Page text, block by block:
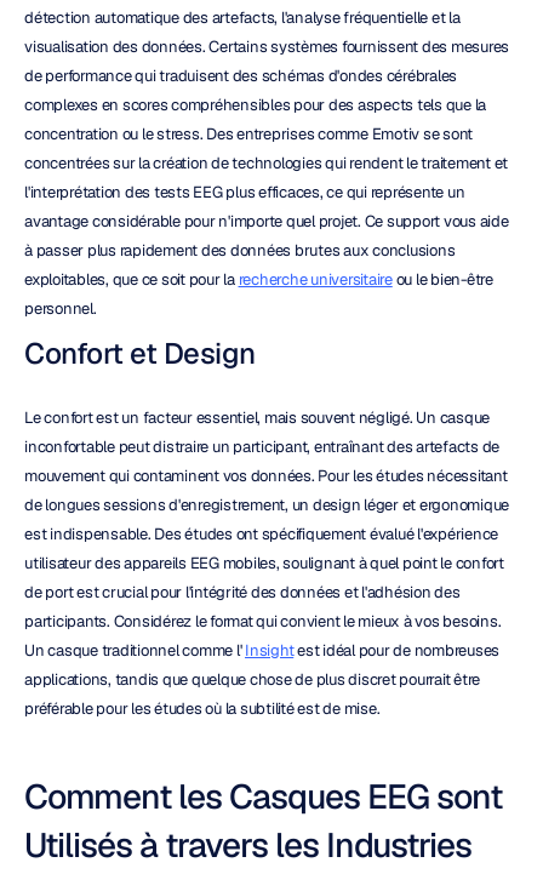
détection automatique des artefacts, l'analyse fréquentielle et la
visualisation des données. Certains systèmes fournissent des mesures
de performance qui traduisent des schémas d'ondes cérébrales
complexes en scores compréhensibles pour des aspects tels que la
concentration ou le stress. Des entreprises comme Emotiv se sont
concentrées sur la création de technologies qui rendent le traitement et
l'interprétation des tests EEG plus efficaces, ce qui représente un
avantage considérable pour n'importe quel projet. Ce support vous aide
à passer plus rapidement des données brutes aux conclusions
exploitables, que ce soit pour la recherche universitaire ou le bien-être
personnel.
Confort et Design
Le confort est un facteur essentiel, mais souvent négligé. Un casque
inconfortable peut distraire un participant, entraînant des artefacts de
mouvement qui contaminent vos données. Pour les études nécessitant
de longues sessions d'enregistrement, un design léger et ergonomique
est indispensable. Des études ont spécifiquement évalué l'expérience
utilisateur des appareils EEG mobiles, soulignant à quel point le confort
de port est crucial pour l'intégrité des données et l'adhésion des
participants. Considérez le format qui convient le mieux à vos besoins.
Un casque traditionnel comme l' Insight est idéal pour de nombreuses
applications, tandis que quelque chose de plus discret pourrait être
préférable pour les études où la subtilité est de mise.
Comment les Casques EEG sont
Utilisés à travers les Industries